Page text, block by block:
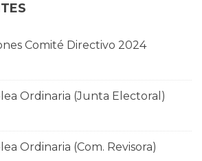
Comité Directivo 2024
Ordinaria (Junta Electoral)
Ordinaria (Com. Revisora)